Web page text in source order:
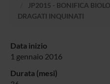
JP2015 - BONIFICA
DRAGATI INQUINATI
Data inizio
1 gennaio 2016
Durata (mesi)